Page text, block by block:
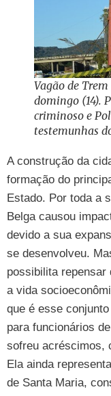
Vagão de
domingo (14).
criminoso e
testemunhas
A construção da
formação do
Estado. Por toda a
Belga causou
devido a sua
se desenvolveu.
possibilita repensar
a vida
que é esse
para funcionários
sofreu acréscimos,
Ela ainda
de Santa Maria,